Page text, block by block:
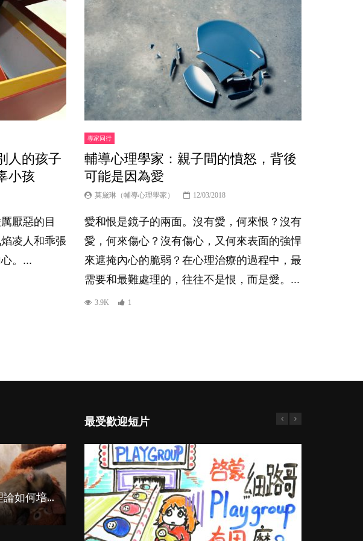
人的孩子
小孩
厭惡的目
凌人和乖張
。...
專家同行
輔導心理學家：親子間的憤怒，背後
可能是因為愛
莫黛琳（輔導心理學家） 12/03/2018
愛和恨是鏡子的兩面。沒有愛，何來恨？沒有
愛，何來傷心？沒有傷心，又何來表面的強悍
來遮掩內心的脆弱？在心理治療的過程中，最
需要和最難處理的，往往不是恨，而是愛。...
3.9K 1
從
小獼猴Panchi 看：依附理論如何培養孩子心理韌性？
最受歡迎短片